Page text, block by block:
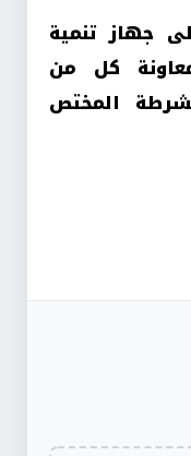
جهاز تنمية
كل من
المختص